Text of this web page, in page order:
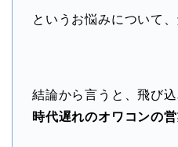
というお悩みについて
結論から言うと、飛び
時代遅れのオワコンの